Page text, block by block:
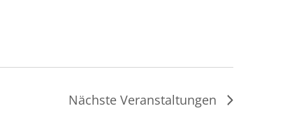
Nächste Veranstaltungen